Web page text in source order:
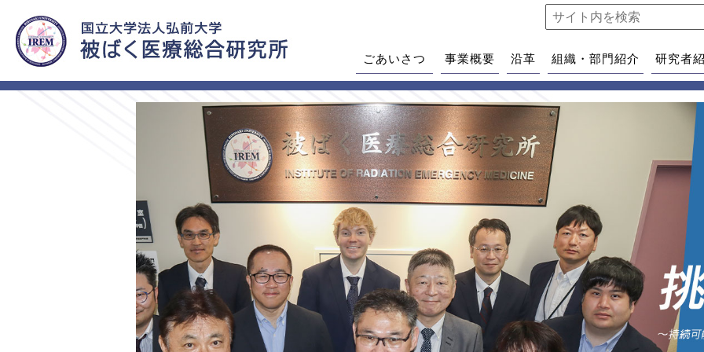
ごあいさつ 事業概要 沿革 組織・部門紹介 研究者